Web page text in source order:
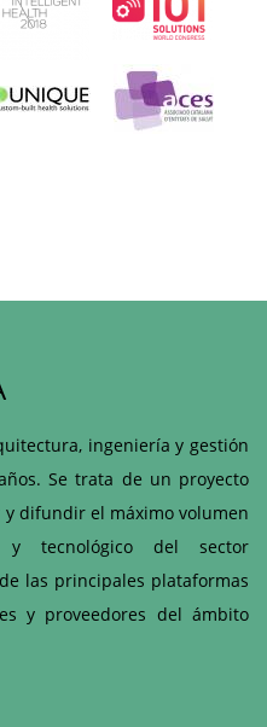
ingeniería y gestión
Se trata de un proyecto
difundir el máximo volumen
y tecnológico del sector
las principales plataformas
y proveedores del ámbito